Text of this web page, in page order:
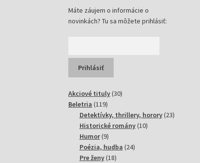
Máte záujem o informácie o
novinkách? Tu sa môžete prihlásiť:
Akciové tituly 3030
Beletria 119119
produktov
Detektívky, thrillery, horory 2323
Historické romány 1010
Humor 99
produktov
Poézia, hudba 2424
Pre ženy 1818